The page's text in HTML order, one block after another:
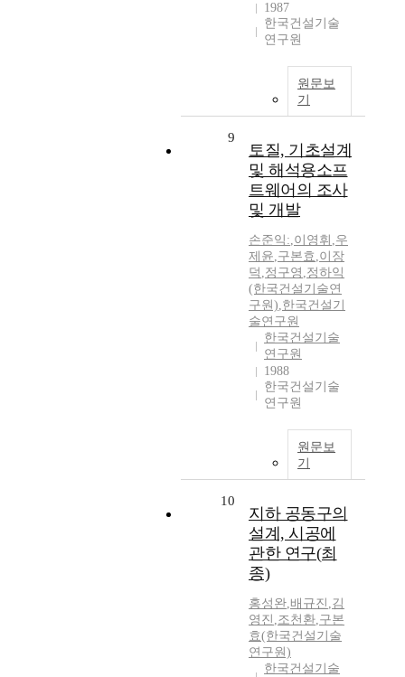
1987
한국건설기술
연구원
원문보
기
9
토질, 기초설계
및 해석용소프
트웨어의 조사
및 개발
손준익:,이영휘 ,우
제윤,구본효 ,이장
덕 ,정구영 ,정하익
(한국건설기술연
구원),한국건설기
술연구원
한국건설기술
연구원
1988
한국건설기술
연구원
원문보
기
10
지하 공동구의
설계, 시공에
관한 연구(최
종)
홍성완,배규진 ,김
영진 ,조천환,구본
효(한국건설기술
연구원)
한국건설기술